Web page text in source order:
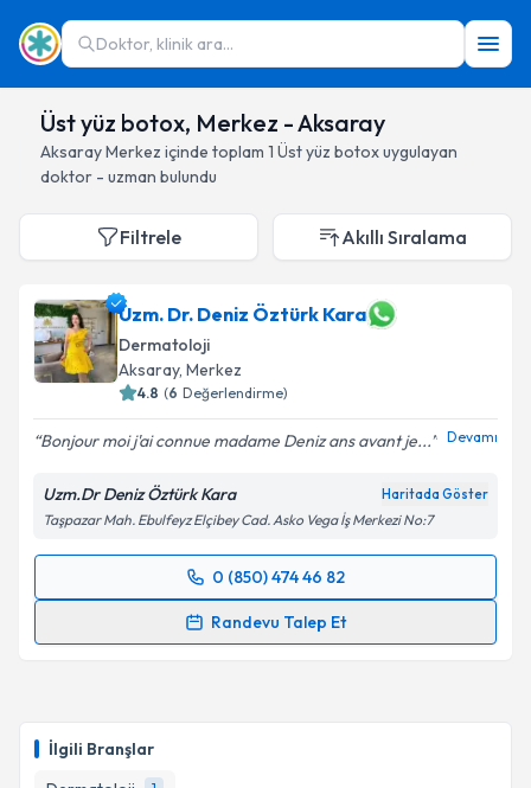
Doktor, klinik ara...
Üst yüz botox, Merkez - Aksaray
AksarayMerkez içinde toplam 1 Üst yüz botoxuygulayan
doktor - uzman bulundu
İlgili Branşlar
Filtrele Akıllı Sıralama
Uzm. Dr. Deniz Öztürk Kara
Dermatoloji
Aksaray, Merkez
4.8 (6 Değerlendirme)
Bonjour moi j'ai connue madame Deniz ans avant je... Devamı
Uzm.Dr Deniz Öztürk Kara Haritada Göster
Taşpazar Mah. Ebulfeyz Elçibey Cad. Asko Vega İş Merkezi No:7
0 (850) 474 46 82
Randevu Talep Et
Randevu Takvimi Talebi
bilgilendireceğiz.